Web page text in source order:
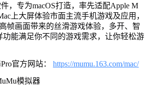
，专为macOS打造，率先适配Apple M
上大屏体验市面主流手机游戏及应用，
帧画面带来的丝滑游戏体验，多开、智
功能满足你不同的游戏需求，让你轻松游
官方网站： https://mumu.163.com/mac/
模拟器